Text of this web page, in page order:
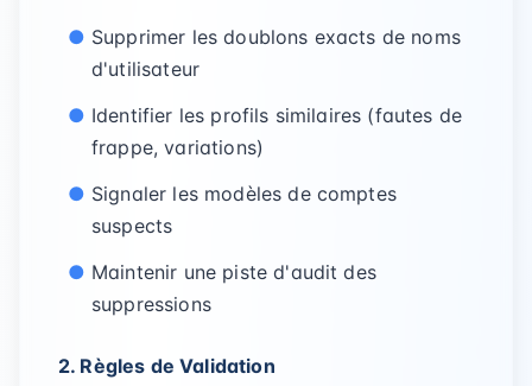
Supprimer les doublons exacts de noms
d'utilisateur
Identifier les profils similaires (fautes de
frappe, variations)
Signaler les modèles de comptes
suspects
Maintenir une piste d'audit des
suppressions
2. Règles de Validation